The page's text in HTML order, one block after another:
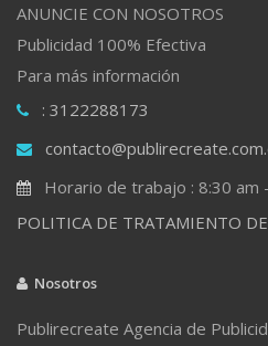
ANUNCIE CON NOSOTROS
Publicidad 100% Efectiva
Para más información
: 3122288173
Horario de trabajo : 8:30 am
POLITICA DE TRATAMIENTO
Nosotros
Publirecreate Agencia de